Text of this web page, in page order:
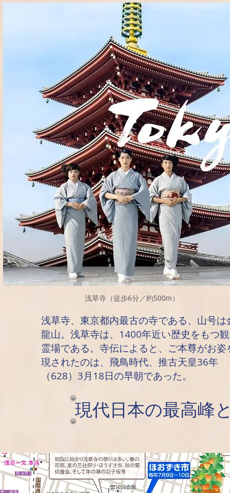
浅草寺（徒歩6分／約500m）
浅草寺、東京都内最古の寺である、山号は
龍山。浅草寺は、1400年近い歴史をもつ
霊場である。寺伝によると、ご本尊がお姿
現されたのは、飛鳥時代、推古天皇36年
（628）3月18日の早朝であった。
現代日本の最高峰